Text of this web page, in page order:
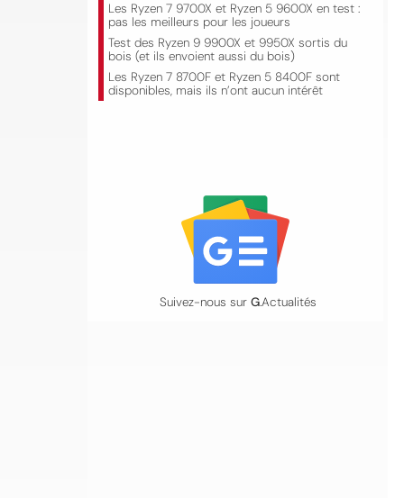
Les Ryzen 7 9700X et Ryzen 5 9600X en test :
pas les meilleurs pour les joueurs
Test des Ryzen 9 9900X et 9950X sortis du
bois (et ils envoient aussi du bois)
Les Ryzen 7 8700F et Ryzen 5 8400F sont
disponibles, mais ils n’ont aucun intérêt
Suivez-nous sur G.Actualités